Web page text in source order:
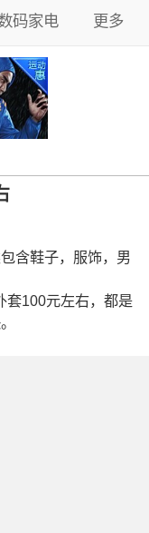
码家电 更多
含鞋子，服饰，男
套100元左右，都是